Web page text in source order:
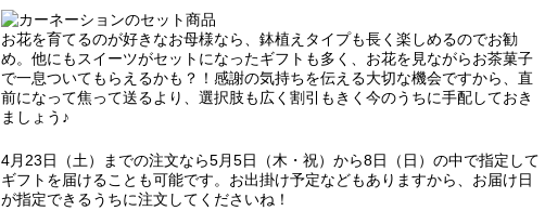
お花を育てるのが好きなお母様なら、鉢植えタイプも長く楽しめるのでお勧
め。他にもスイーツがセットになったギフトも多く、お花を見ながらお茶菓子
で一息ついてもらえるかも？！感謝の気持ちを伝える大切な機会ですから、直
前になって焦って送るより、選択肢も広く割引もきく今のうちに手配しておき
ましょう♪
4月23日（土）までの注文なら5月5日（木・祝）から8日（日）の中で指定して
ギフトを届けることも可能です。お出掛け予定などもありますから、お届け日
が指定できるうちに注文してくださいね！